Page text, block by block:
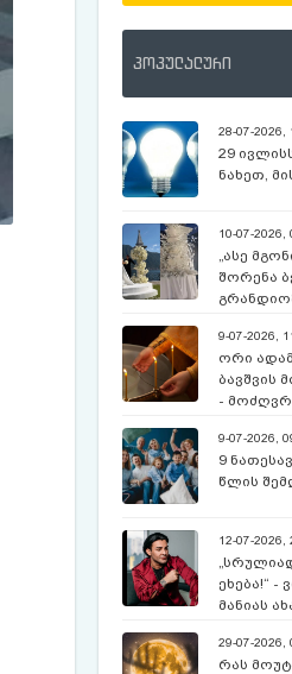
პოპულალური
28-07-2026,
29
ნახეთ,
10-07-2026,
„ასე
შორენა
9-07-2026,
ორი
ბავშვის
-
9-07-2026,
9
წლის
12-07-2026,
ეხება!“
მანიას
29-07-2026,
რას